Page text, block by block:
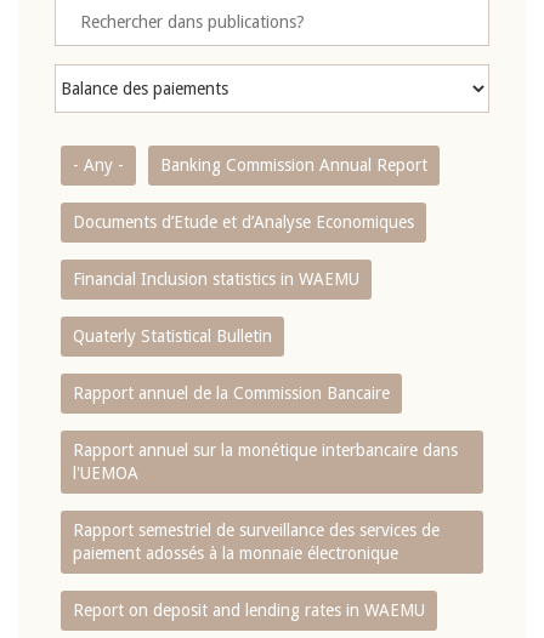
- Any - Banking Commission Annual Report
Documents d’Etude et d’Analyse Economiques
Financial Inclusion statistics in WAEMU
Quaterly Statistical Bulletin
Rapport annuel de la Commission Bancaire
Rapport annuel sur la monétique interbancaire dans
l'UEMOA
Rapport semestriel de surveillance des services de
paiement adossés à la monnaie électronique
Report on deposit and lending rates in WAEMU